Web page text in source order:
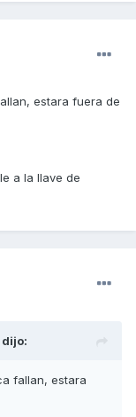
estara fuera de
a la llave de
dijo:
fallan, estara